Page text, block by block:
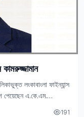
কামরুজ্জামান
লংকাবাংলা ফাইন্যান্স
পেয়েছেন এ.কে.এম.
191